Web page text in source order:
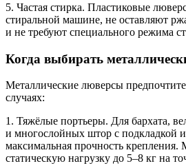
5. Частая стирка. Пластиковые
стиральной машине, не оставляют
и не требуют специального режима
Когда выбирать
Металлические люверсы
случаях:
1. Тяжёлые портьеры. Для бархата,
и многослойных штор с подкладкой и
максимальная прочность крепления.
статическую нагрузку до 5–8 кг на